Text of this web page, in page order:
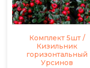
Комплект 5шт /
Кизильник
горизонтальный
Урсинов